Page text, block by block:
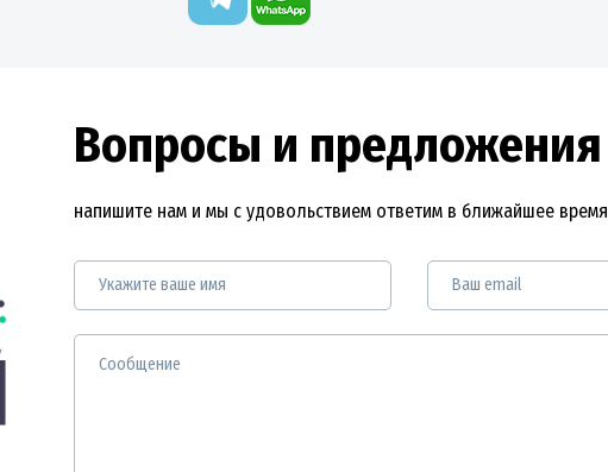
Вопросы и предложения
напишите нам и мы с удовольствием ответим в ближайшее время